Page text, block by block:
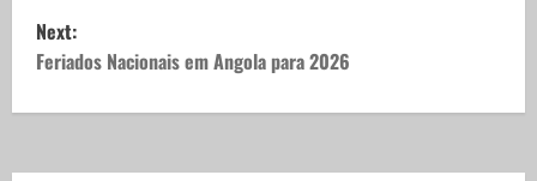
Next:
Feriados Nacionais em Angola para 2026